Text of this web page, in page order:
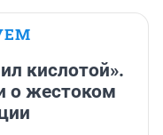
кислотой».
о жестоком